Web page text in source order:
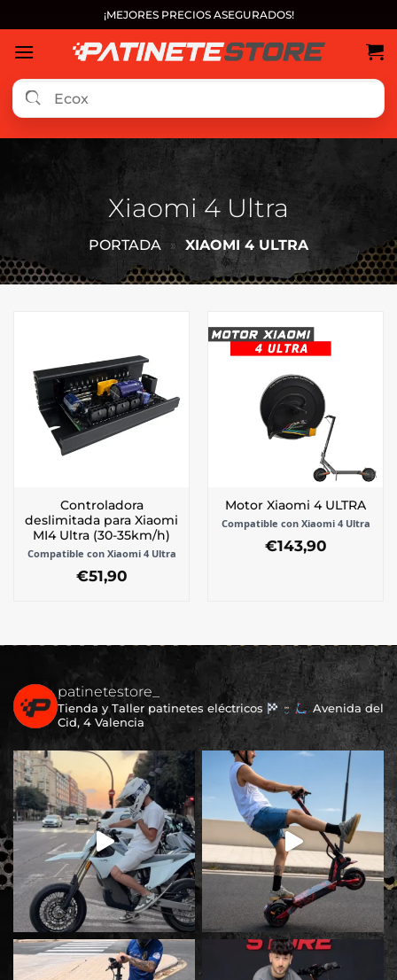
al
contenido
¡MEJORES PRECIOS ASEGURADOS!
Xiaomi 4 Ultra
PORTADA » XIAOMI 4 ULTRA
Controladora
deslimitada para Xiaomi
MI4 Ultra (30-35km/h)
Compatible con Xiaomi 4 Ultra
€51,90
Motor Xiaomi 4 ULTRA
Compatible con Xiaomi 4 Ultra
€143,90
patinetestore_
Tienda y Taller patinetes eléctricos
Avenida del
Cid, 4 Valencia